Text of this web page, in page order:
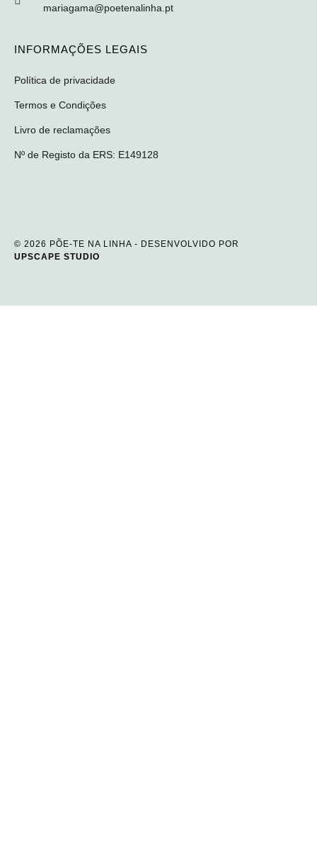
mariagama@poetenalinha.pt
INFORMAÇÕES LEGAIS
Política de privacidade
Termos e Condições
Livro de reclamações
Nº de Registo da ERS: E149128
© 2026 PÕE-TE NA LINHA - DESENVOLVIDO POR
UPSCAPE STUDIO